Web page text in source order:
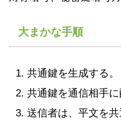
大まかな手順
共通鍵を生成する。
共通鍵を通信相手に
送信者は、平文を